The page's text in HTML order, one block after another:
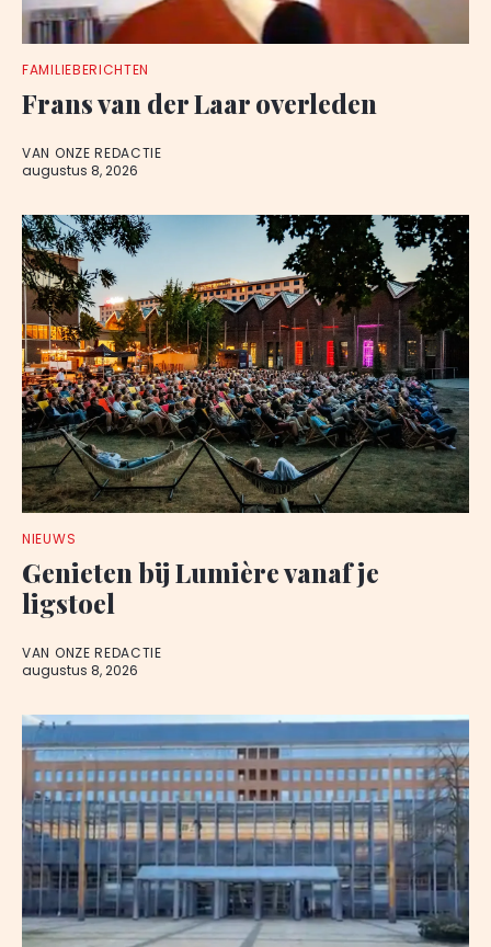
FAMILIEBERICHTEN
Frans van der Laar overleden
VAN ONZE REDACTIE
augustus 8, 2026
NIEUWS
Genieten bij Lumière vanaf je
ligstoel
VAN ONZE REDACTIE
augustus 8, 2026